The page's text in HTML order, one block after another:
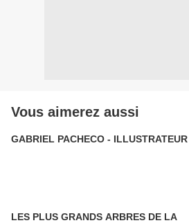
Vous aimerez aussi
GABRIEL PACHECO - ILLUSTRATEUR
LES PLUS GRANDS ARBRES DE LA